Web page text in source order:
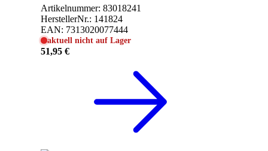
Artikelnummer: 83018241
HerstellerNr.: 141824
EAN: 7313020077444
aktuell nicht auf Lager
51,95 €